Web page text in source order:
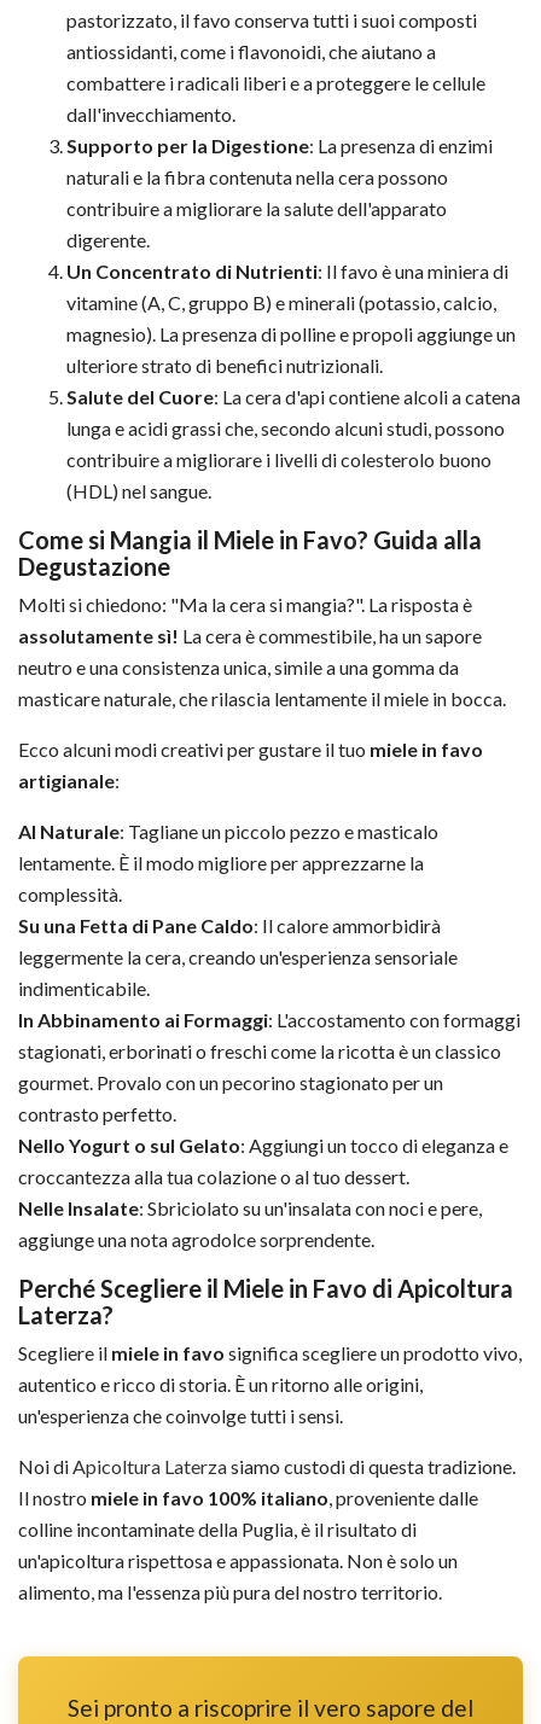
pastorizzato, il favo conserva tutti i suoi composti
antiossidanti, come i flavonoidi, che aiutano a
combattere i radicali liberi e a proteggere le cellule
dall'invecchiamento.
Supporto per la Digestione: La presenza di enzimi
naturali e la fibra contenuta nella cera possono
contribuire a migliorare la salute dell'apparato
digerente.
Un Concentrato di Nutrienti: Il favo è una miniera di
vitamine (A, C, gruppo B) e minerali (potassio, calcio,
magnesio). La presenza di polline e propoli aggiunge un
ulteriore strato di benefici nutrizionali.
Salute del Cuore: La cera d'api contiene alcoli a catena
lunga e acidi grassi che, secondo alcuni studi, possono
contribuire a migliorare i livelli di colesterolo buono
(HDL) nel sangue.
Come si Mangia il Miele in Favo? Guida alla
Degustazione
Molti si chiedono: "Ma la cera si mangia?". La risposta è
assolutamente sì! La cera è commestibile, ha un sapore
neutro e una consistenza unica, simile a una gomma da
masticare naturale, che rilascia lentamente il miele in bocca.
Ecco alcuni modi creativi per gustare il tuo miele in favo
artigianale:
Al Naturale: Tagliane un piccolo pezzo e masticalo
lentamente. È il modo migliore per apprezzarne la
complessità.
Su una Fetta di Pane Caldo: Il calore ammorbidirà
leggermente la cera, creando un'esperienza sensoriale
indimenticabile.
In Abbinamento ai Formaggi: L'accostamento con formaggi
stagionati, erborinati o freschi come la ricotta è un classico
gourmet. Provalo con un pecorino stagionato per un
contrasto perfetto.
Nello Yogurt o sul Gelato: Aggiungi un tocco di eleganza e
croccantezza alla tua colazione o al tuo dessert.
Nelle Insalate: Sbriciolato su un'insalata con noci e pere,
aggiunge una nota agrodolce sorprendente.
Perché Scegliere il Miele in Favo di Apicoltura
Laterza?
Scegliere il miele in favo significa scegliere un prodotto vivo,
autentico e ricco di storia. È un ritorno alle origini,
un'esperienza che coinvolge tutti i sensi.
Noi diApicoltura Laterzasiamo custodi di questa tradizione.
Il nostro miele in favo 100% italiano, proveniente dalle
colline incontaminate della Puglia, è il risultato di
un'apicoltura rispettosa e appassionata. Non è solo un
alimento, ma l'essenza più pura del nostro territorio.
Sei pronto a riscoprire il vero sapore del